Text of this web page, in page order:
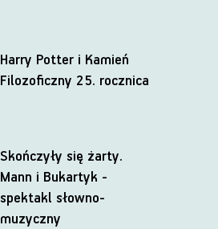
Harry Potter i Kamień
Filozoficzny 25. rocznica
Skończyły się żarty.
Mann i Bukartyk -
spektakl słowno-
muzyczny